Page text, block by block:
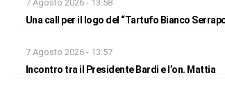
7 Agosto 2026 - 13:58
Una call per il logo del “Tartufo Bianco
7 Agosto 2026 - 13:57
Incontro tra il Presidente Bardi e l’on. Mattia